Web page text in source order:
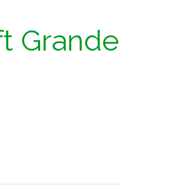
Grande